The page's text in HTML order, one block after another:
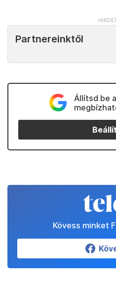
Partnereinktől
Állítsd be
Kövess minket